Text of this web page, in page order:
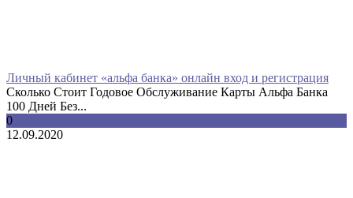
Личный кабинет «альфа банка» онлайн вход и регистрация
Сколько Стоит Годовое Обслуживание Карты Альфа Банка
100 Дней Без...
0
12.09.2020